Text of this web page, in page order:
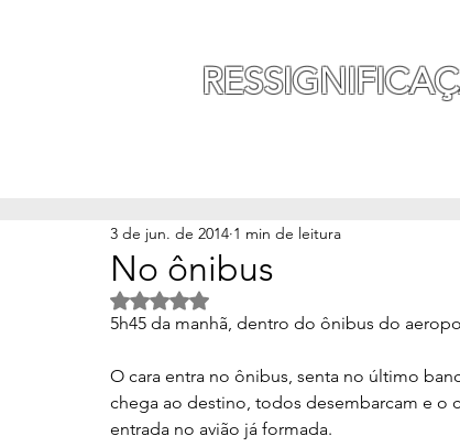
No ônibus
3 de jun. de 2014 1 min de leitura
Avaliado com NaN de 5 estrelas.
5h45 da manhã, dentro do ônibus do
O cara entra no ônibus, senta no último
chega ao destino, todos desembarcam e o
entrada no avião já formada.